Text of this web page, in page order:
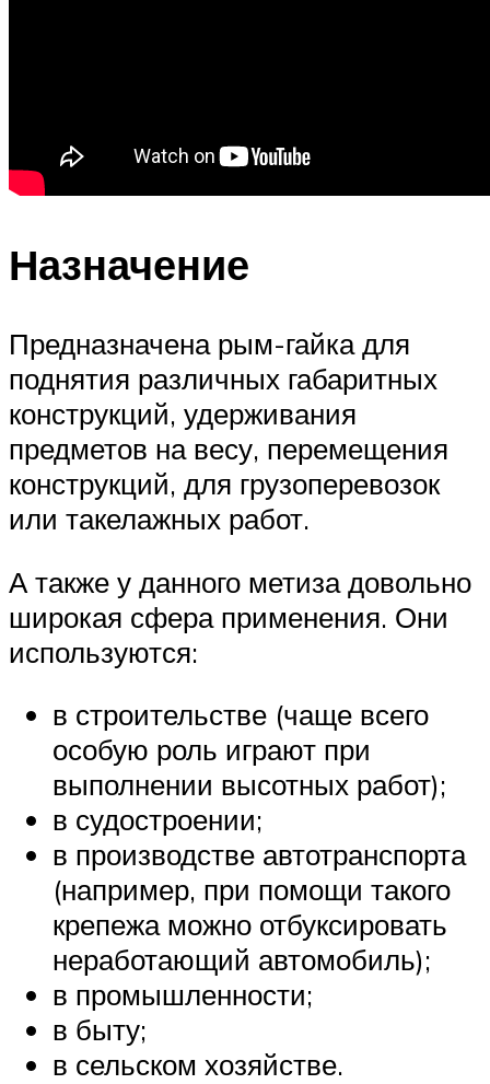
Назначение
Предназначена рым-гайка для
поднятия различных габаритных
конструкций, удерживания
предметов на весу, перемещения
конструкций, для грузоперевозок
или такелажных работ.
А также у данного метиза довольно
широкая сфера применения. Они
используются:
в строительстве (чаще всего
особую роль играют при
выполнении высотных работ);
в судостроении;
в производстве автотранспорта
(например, при помощи такого
крепежа можно отбуксировать
неработающий автомобиль);
в промышленности;
в быту;
в сельском хозяйстве.